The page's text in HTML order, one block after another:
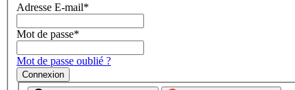
Adresse E-mail*
Mot de passe*
Mot de passe oublié ?
Connexion